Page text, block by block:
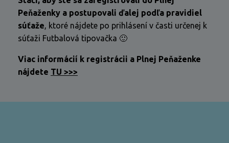
Peňaženky a postupovali ďalej podľa pravidiel
súťaže, ktoré nájdete po prihlásení v časti určenej k
súťaži Futbalová tipovačka 🙂
Viac informácií k registrácii a Plnej Peňaženke
nájdete TU >>>